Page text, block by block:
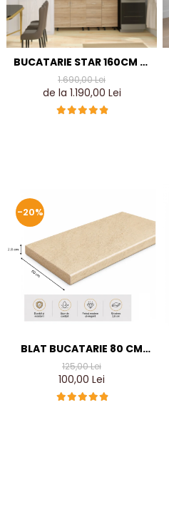
BUCATARIE STAR 160CM V1
CU ETAJERA, CULOARE
SONOMA DIN PAL DE 18MM
1.690,00 Lei
de la 1.190,00 Lei
-20%
BLAT BUCATARIE 80 CM
TRAVERTIN LUIOS DE 28
MM, TERMO-REZISTENT
125,00 Lei
100,00 Lei